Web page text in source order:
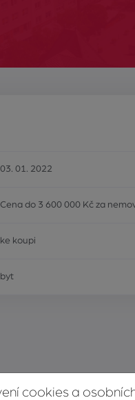
03. 01. 2022
Cena do 3 600 000 Kč za
ke koupi
byt
cookies a